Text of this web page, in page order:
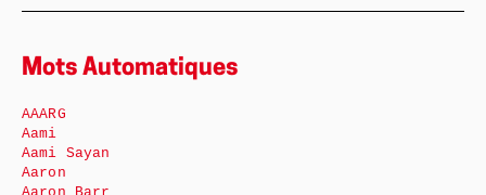
Mots Automatiques
AAARG
Aami
Aami Sayan
Aaron